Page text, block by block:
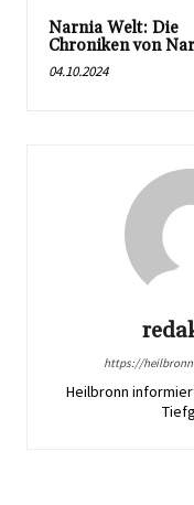
Narnia Welt: Die
Chroniken von
04.10.2024
https://
Heilbronn